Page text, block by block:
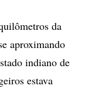
da
aproximando
indiano de
estava